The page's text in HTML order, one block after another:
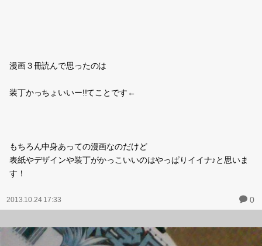
漫画３冊読んで思ったのは
装丁かっちょいいー!!てことです←
もちろん中身あっての漫画なのだけど
表紙やデザインや装丁がかっこいいのはやっぱりイイナ♪と思いま
す！
2013.10.24 17:33 0